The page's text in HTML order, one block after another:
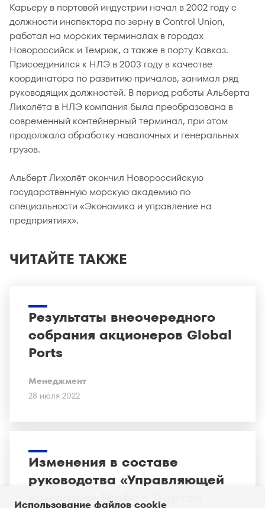
Карьеру в портовой индустрии начал в 2002 году с
должности инспектора по зерну в Control Union,
работал на морских терминалах в городах
Новороссийск и Темрюк, а также в порту Кавказ.
Присоединился к НЛЭ в 2003 году в качестве
координатора по развитию причалов, занимал ряд
руководящих должностей. В период работы Альберта
Лихолёта в НЛЭ компания была преобразована в
современный контейнерный терминал, при этом
продолжала обработку навалочных и генеральных
грузов.
Альберт Лихолёт окончил Новороссийскую
государственную морскую академию по
специальности «Экономика и управление на
предприятиях».
ЧИТАЙТЕ ТАКЖЕ
Результаты внеочередного
собрания акционеров Global
Ports
Менеджмент
28 июля 2022
Изменения в составе
руководства «Управляющей
компании Глобал Портс»
Использование файлов cookie